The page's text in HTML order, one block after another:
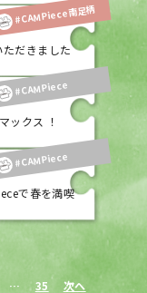
#CAMPiece南足柄
だきました
#CAMPiece
ックス ！
#CAMPiece
で春を満喫
… 35 次へ